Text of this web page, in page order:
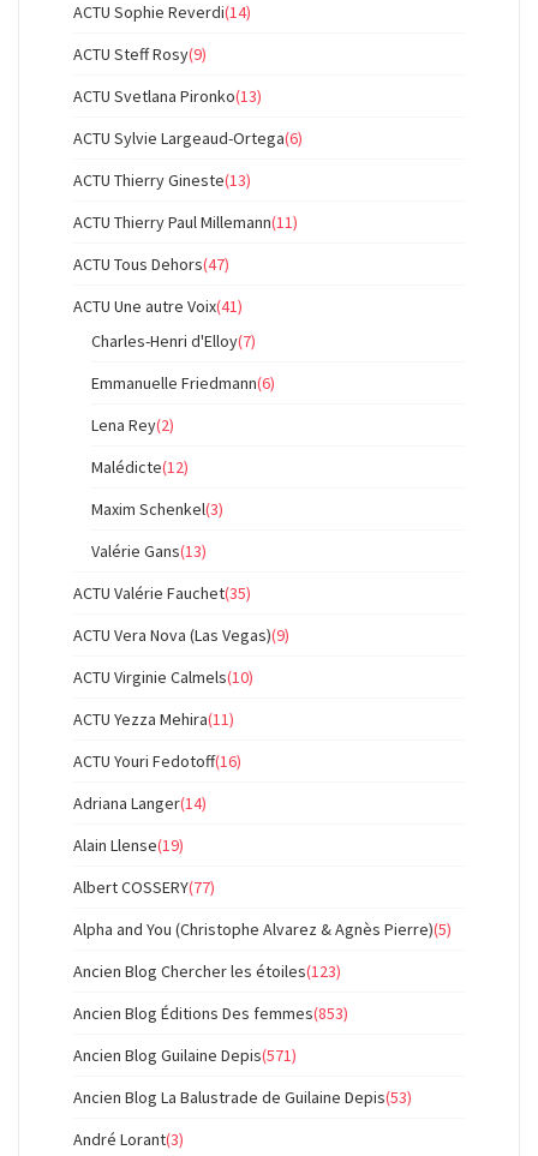
ACTU Sophie Reverdi(14)
ACTU Steff Rosy(9)
ACTU Svetlana Pironko(13)
ACTU Sylvie Largeaud-Ortega(6)
ACTU Thierry Gineste(13)
ACTU Thierry Paul Millemann(11)
ACTU Tous Dehors(47)
ACTU Une autre Voix(41)
Charles-Henri d'Elloy(7)
Emmanuelle Friedmann(6)
Lena Rey(2)
Malédicte(12)
Maxim Schenkel(3)
Valérie Gans(13)
ACTU Valérie Fauchet(35)
ACTU Vera Nova (Las Vegas)(9)
ACTU Virginie Calmels(10)
ACTU Yezza Mehira(11)
ACTU Youri Fedotoff(16)
Adriana Langer(14)
Alain Llense(19)
Albert COSSERY(77)
Alpha and You (Christophe Alvarez & Agnès Pierre)(5)
Ancien Blog Chercher les étoiles(123)
Ancien Blog Éditions Des femmes(853)
Ancien Blog Guilaine Depis(571)
Ancien Blog La Balustrade de Guilaine Depis(53)
André Lorant(3)